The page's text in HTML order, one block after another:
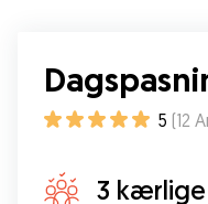
5 (12
3 kærlige